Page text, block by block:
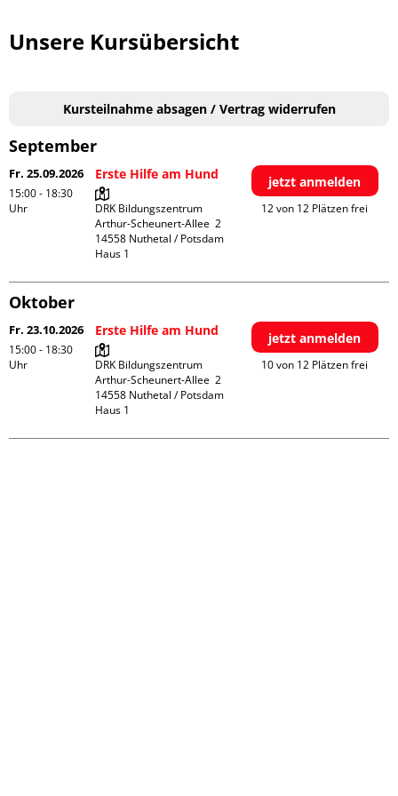
Unsere Kursübersicht
Kursteilnahme absagen / Vertrag widerrufen
September
Fr. 25.09.2026
15:00 - 18:30
Uhr
Erste Hilfe am Hund
DRK Bildungszentrum
Arthur-Scheunert-Allee  2
14558 Nuthetal / Potsdam
Haus 1
jetzt anmelden
12 von 12 Plätzen frei
Oktober
Fr. 23.10.2026
15:00 - 18:30
Uhr
Erste Hilfe am Hund
DRK Bildungszentrum
Arthur-Scheunert-Allee  2
14558 Nuthetal / Potsdam
Haus 1
jetzt anmelden
10 von 12 Plätzen frei